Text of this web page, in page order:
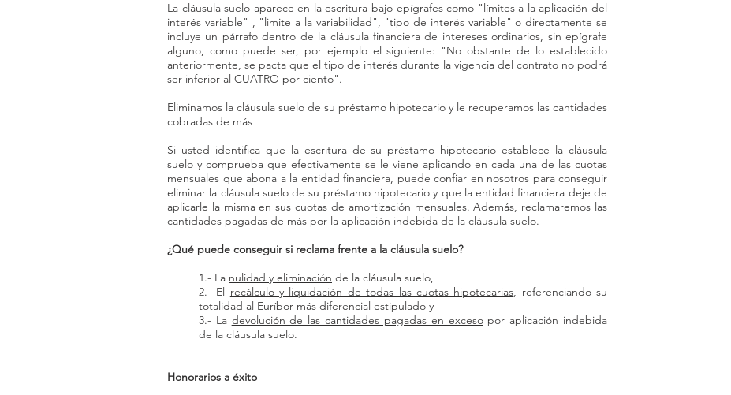
La cláusula suelo aparece en la escritura bajo epígrafes como "límites a la aplicación del
interés variable" , "limite a la variabilidad", "tipo de interés variable" o directamente se
incluye un párrafo dentro de la cláusula financiera de intereses ordinarios, sin epígrafe
alguno, como puede ser, por ejemplo el siguiente: "No obstante de lo establecido
anteriormente, se pacta que el tipo de interés durante la vigencia del contrato no podrá
ser inferior al CUATRO por ciento".
Eliminamos la cláusula suelo de su préstamo hipotecario y le recuperamos las cantidades
cobradas de más
Si usted identifica que la escritura de su préstamo hipotecario establece la cláusula
suelo y comprueba que efectivamente se le viene aplicando en cada una de las cuotas
mensuales que abona a la entidad financiera, puede confiar en nosotros para conseguir
eliminar la cláusula suelo de su préstamo hipotecario y que la entidad financiera deje de
aplicarle la misma en sus cuotas de amortización mensuales. Además, reclamaremos las
cantidades pagadas de más por la aplicación indebida de la cláusula suelo.
¿Qué puede conseguir si reclama frente a la cláusula suelo?
1.- La nulidad y eliminación de la cláusula suelo,
2.- El recálculo y liquidación de todas las cuotas hipotecarias, referenciando su
totalidad al Euríbor más diferencial estipulado y
3.- La devolución de las cantidades pagadas en excesopor aplicación indebida
de la cláusula suelo.
Honorarios a éxito